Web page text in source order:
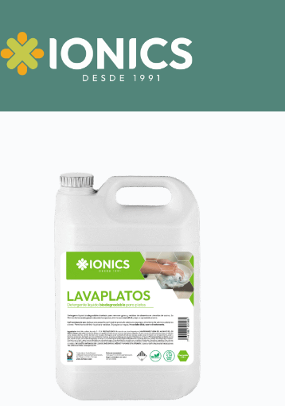
contenido